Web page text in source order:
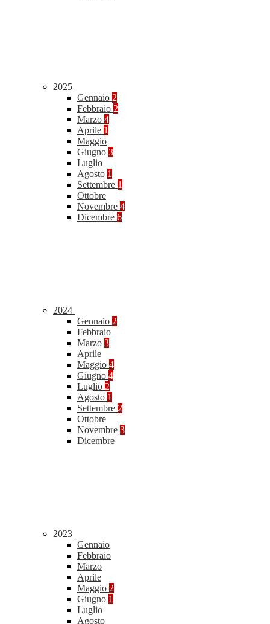
2025
Gennaio 2
Febbraio 2
Marzo 4
Aprile 1
Maggio
Giugno 3
Luglio
Agosto 1
Settembre 1
Ottobre
Novembre 4
Dicembre 6
2024
Gennaio 2
Febbraio
Marzo 3
Aprile
Maggio 4
Giugno 4
Luglio 2
Agosto 1
Settembre 2
Ottobre
Novembre 3
Dicembre
2023
Gennaio
Febbraio
Marzo
Aprile
Maggio 2
Giugno 1
Luglio
Agosto